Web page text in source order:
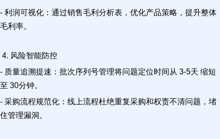
- 利润可视化：通过销售毛利分析表，优化产品策略，提升整体
毛利率。
4. 风险智能防控
- 质量追溯提速：批次序列号管理将问题定位时间从 3-5天 缩短
至 30分钟。
- 采购流程规范化：线上流程杜绝重复采购和权责不清问题，堵
住管理漏洞。